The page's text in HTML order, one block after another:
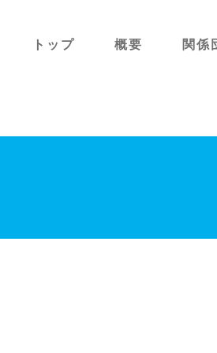
トップ 概要 関係